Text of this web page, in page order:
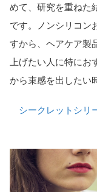
めて、研究を重ねた
です。ノンシリコン
すから、ヘアケア製
上げたい人に特に
から束感を出したい
シークレットシリ